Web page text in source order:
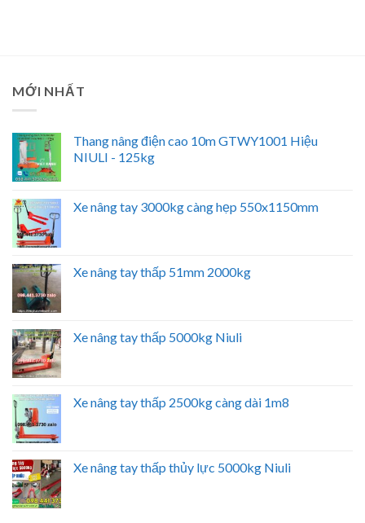
MỚI NHẤT
Thang nâng điện cao 10m GTWY1001 Hiệu
NIULI - 125kg
Xe nâng tay 3000kg càng hẹp 550x1150mm
Xe nâng tay thấp 51mm 2000kg
Xe nâng tay thấp 5000kg Niuli
Xe nâng tay thấp 2500kg càng dài 1m8
Xe nâng tay thấp thủy lực 5000kg Niuli